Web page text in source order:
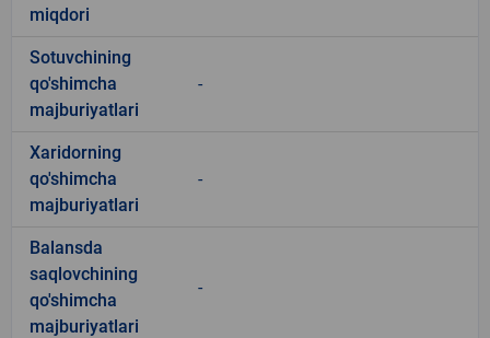
miqdori
Sotuvchining
qo'shimcha
majburiyatlari
-
Xaridorning
qo'shimcha
majburiyatlari
-
Balansda
saqlovchining
qo'shimcha
majburiyatlari
-